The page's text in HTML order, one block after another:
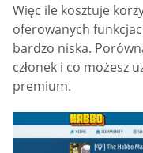
Więc ile kosztuje
oferowanych
bardzo niska.
członek i co możesz
premium.